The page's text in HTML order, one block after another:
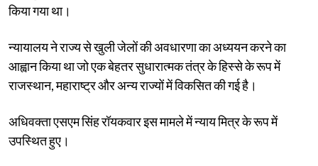
किया गया था।
न्यायालय ने राज्य से खुली जेलों की अवधारणा का अध्ययन करने का
आह्वान किया था जो एक बेहतर सुधारात्मक तंत्र के हिस्से के रूप में
राजस्थान, महाराष्ट्र और अन्य राज्यों में विकसित की गई है।
अधिवक्ता एसएम सिंह रॉयकवार इस मामले में न्याय मित्र के रूप में
उपस्थित हुए।